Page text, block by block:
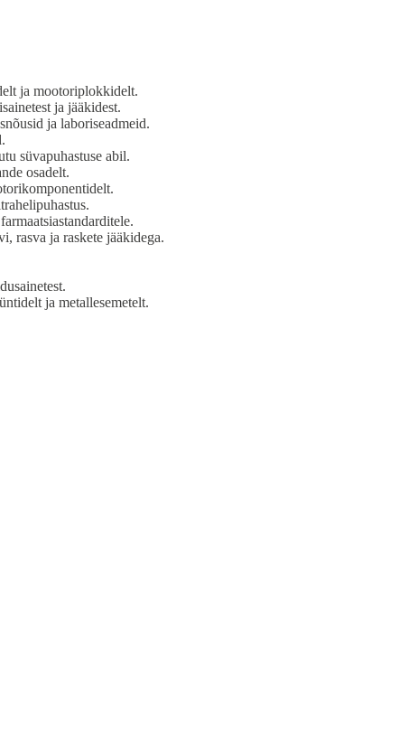
ja mootoriplokkidelt.
ja jääkidest.
ja laboriseadmeid.
süvapuhastuse abil.
osadelt.
rasva ja raskete jääkidega.
ja metallesemetelt.